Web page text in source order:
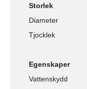
Storlek
Diameter
Tjocklek
Egenskaper
Vattenskydd